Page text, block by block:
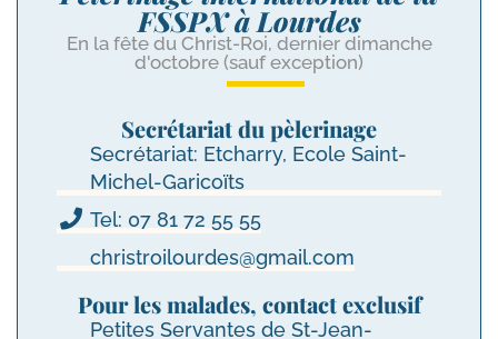
FSSPX à Lourdes
En la fête du Christ-Roi, dernier dimanche
d'octobre (sauf exception)
Secrétariat du pèlerinage
Secrétariat: Etcharry, Ecole Saint-
Michel-Garicoïts
Tel: 07 81 72 55 55
christroilourdes@gmail.com
Pour les malades, contact exclusif
Petites Servantes de St-Jean-